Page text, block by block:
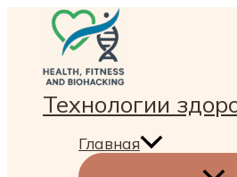
Перейти
содержимому
Технологии
Главная